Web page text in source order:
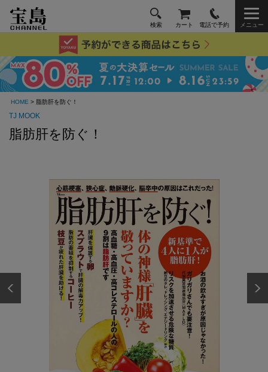
検索 カート 電話で予約 メニュー
HOME > 脂肪肝を防ぐ！
TJ MOOK
脂肪肝を防ぐ！